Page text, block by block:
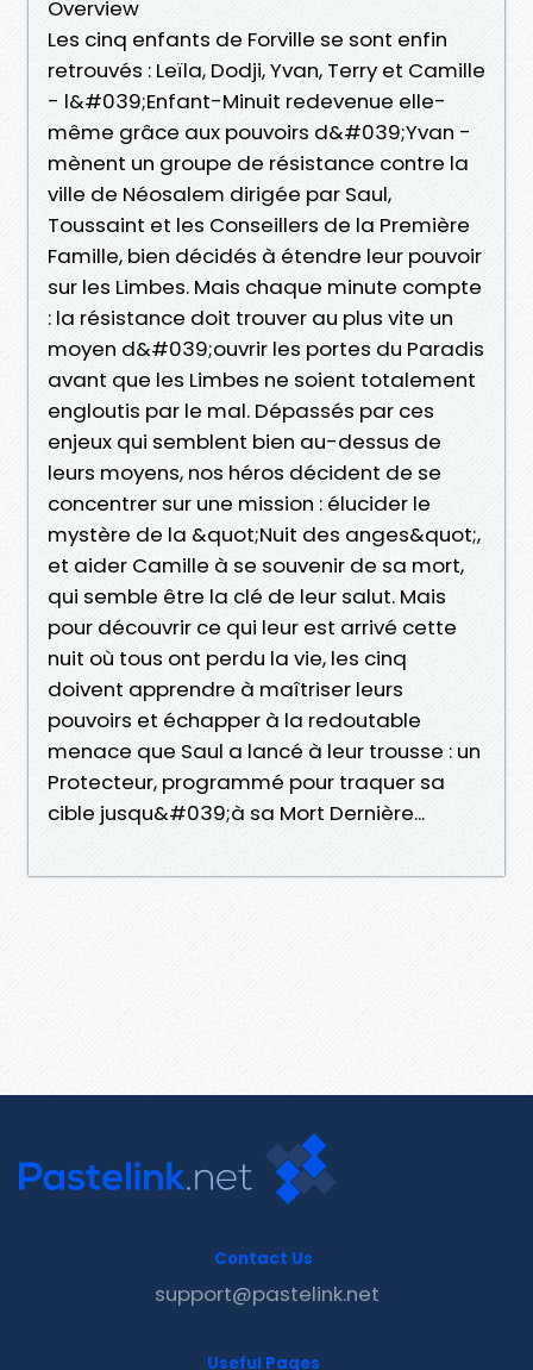
Overview
Les cinq enfants de Forville se sont enfin
retrouvés : Leïla, Dodji, Yvan, Terry et Camille
- l&#039;Enfant-Minuit redevenue elle-
même grâce aux pouvoirs d&#039;Yvan -
mènent un groupe de résistance contre la
ville de Néosalem dirigée par Saul,
Toussaint et les Conseillers de la Première
Famille, bien décidés à étendre leur pouvoir
sur les Limbes. Mais chaque minute compte
: la résistance doit trouver au plus vite un
moyen d&#039;ouvrir les portes du Paradis
avant que les Limbes ne soient totalement
engloutis par le mal. Dépassés par ces
enjeux qui semblent bien au-dessus de
leurs moyens, nos héros décident de se
concentrer sur une mission : élucider le
mystère de la &quot;Nuit des anges&quot;,
et aider Camille à se souvenir de sa mort,
qui semble être la clé de leur salut. Mais
pour découvrir ce qui leur est arrivé cette
nuit où tous ont perdu la vie, les cinq
doivent apprendre à maîtriser leurs
pouvoirs et échapper à la redoutable
menace que Saul a lancé à leur trousse : un
Protecteur, programmé pour traquer sa
cible jusqu&#039;à sa Mort Dernière...
Contact Us
support@pastelink.net
Useful Pages